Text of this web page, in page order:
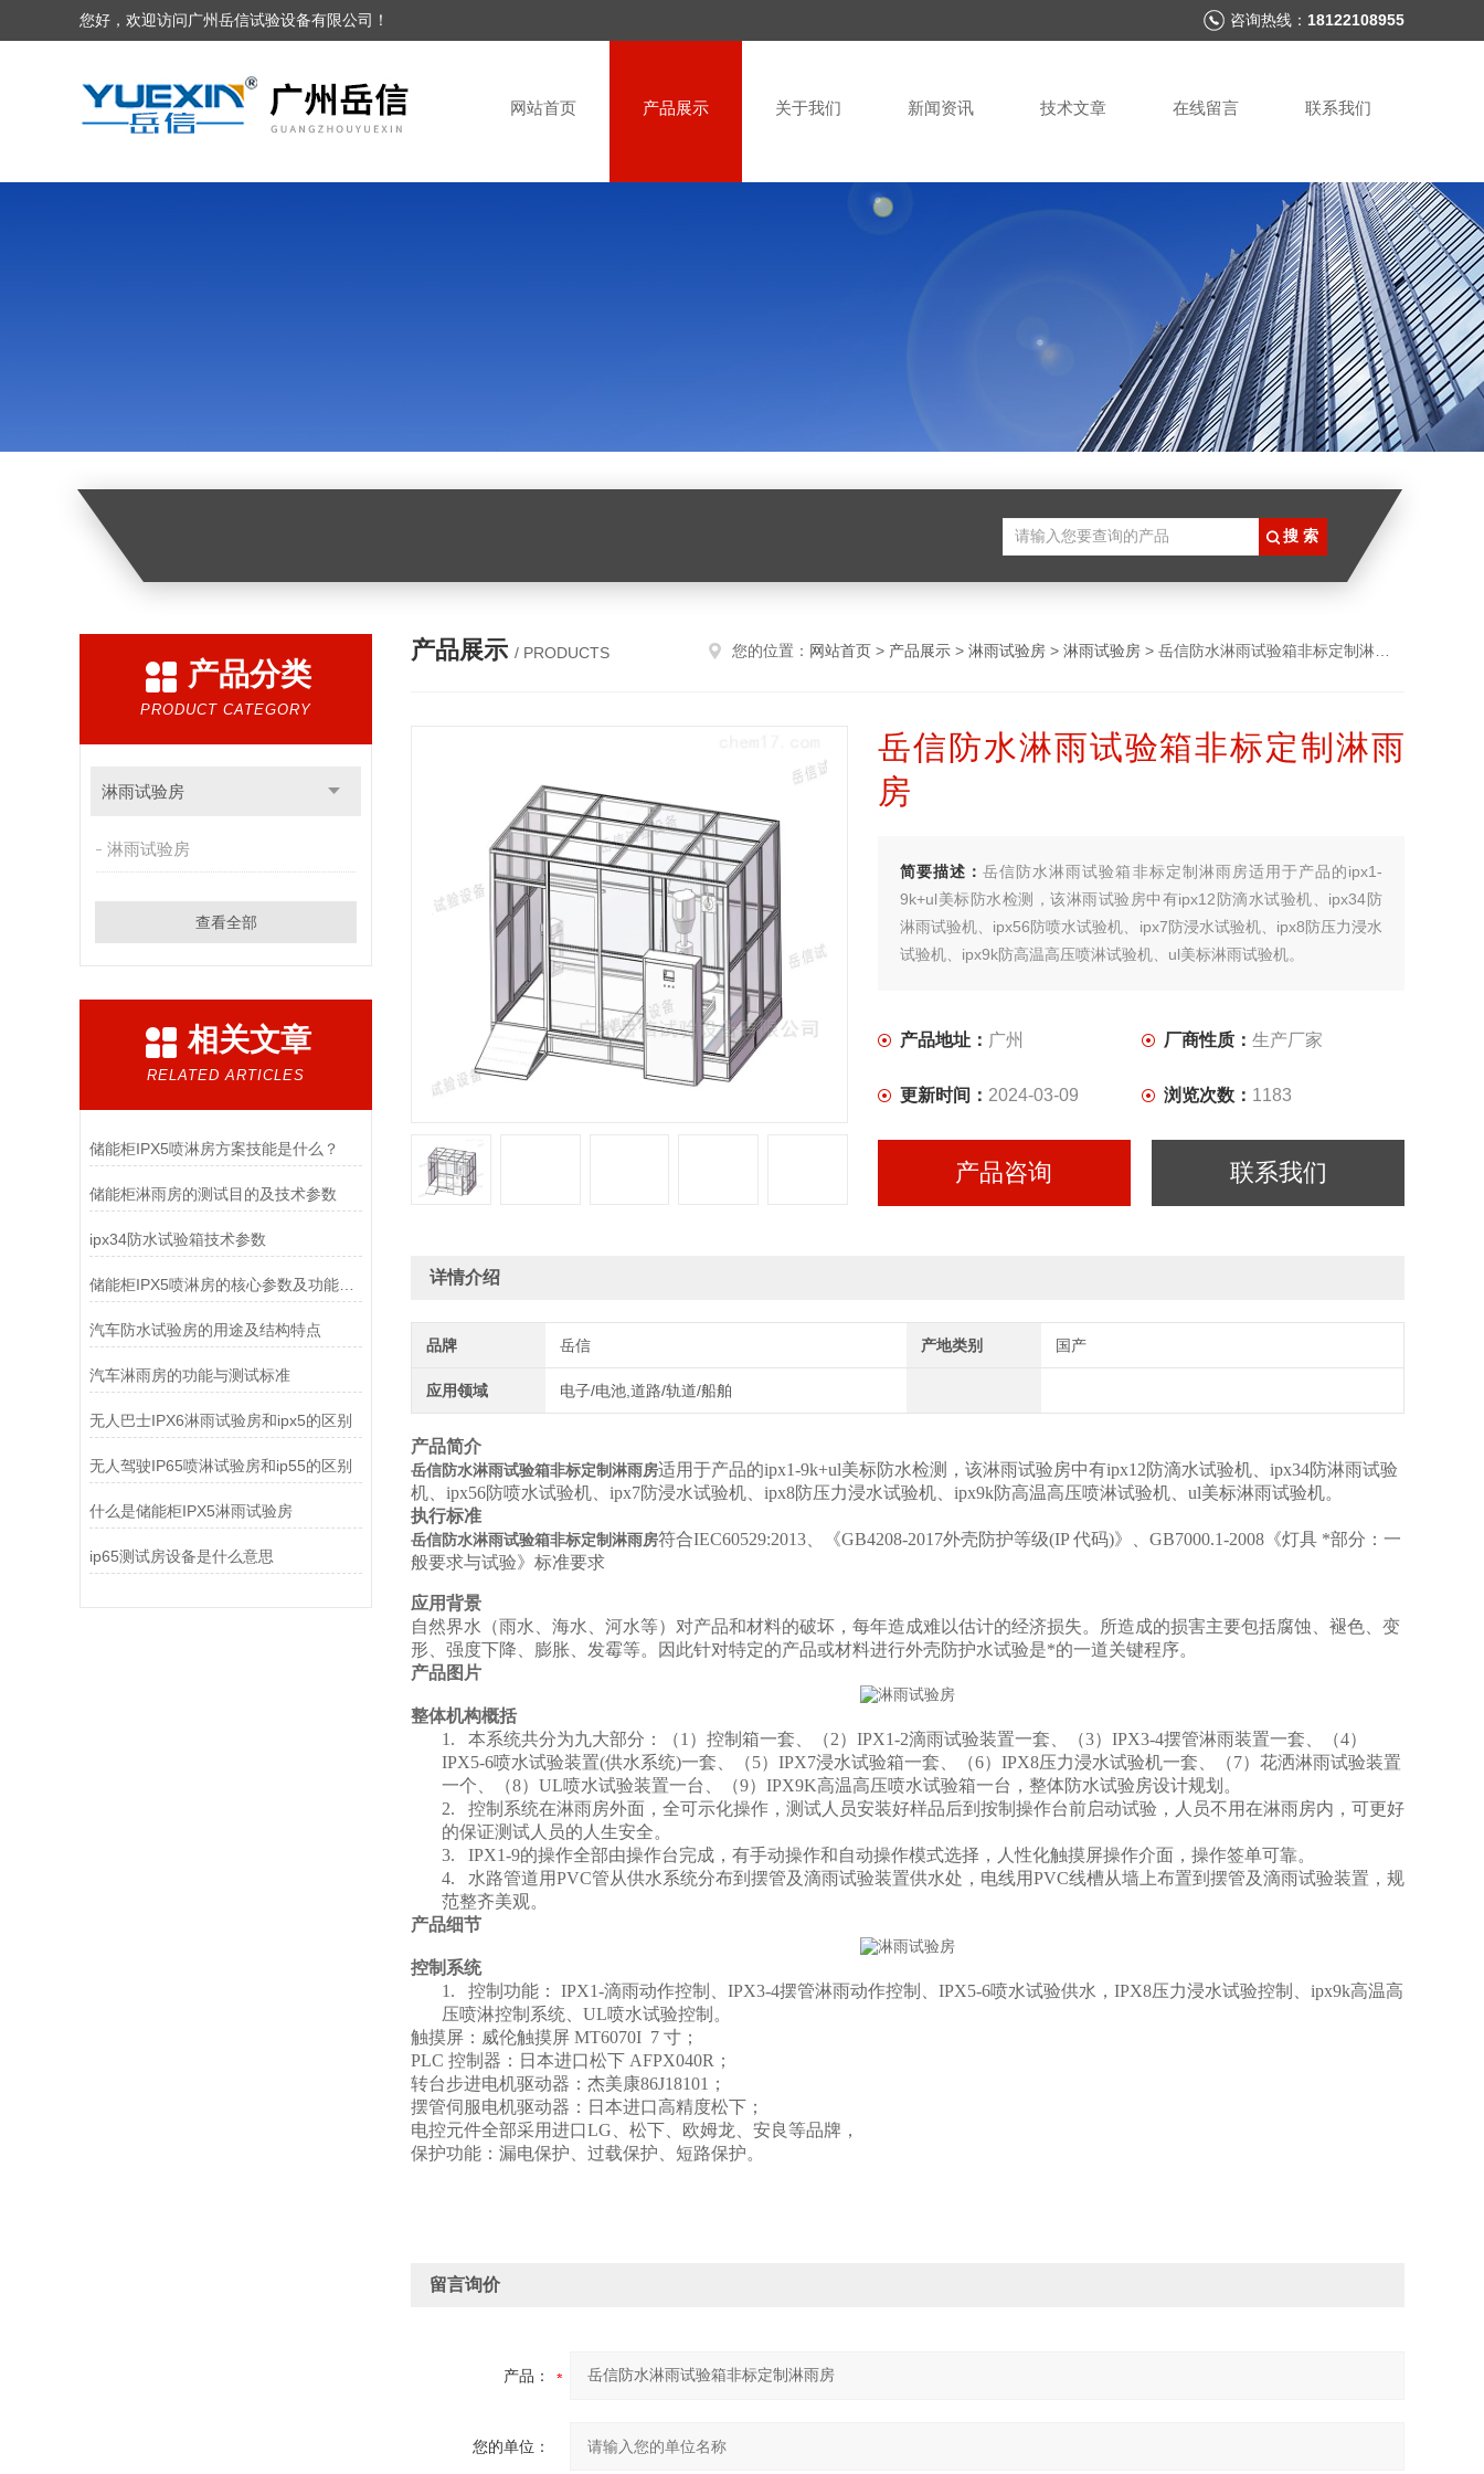
您好，欢迎访问广州岳信试验设备有限公司！ 咨询热线： 18122108955
网站首页 产品展示 关于我们 新闻资讯 技术文章 在线留言 联系我们
产品分类
PRODUCT CATEGORY
淋雨试验房
淋雨试验房
查看全部
相关文章
RELATED ARTICLES
储能柜IPX5喷淋房方案技能是什么？
储能柜淋雨房的测试目的及技术参数
ipx34防水试验箱技术参数
储能柜IPX5喷淋房的核心参数及功能特点
汽车防水试验房的用途及结构特点
汽车淋雨房的功能与测试标准
无人巴士IPX6淋雨试验房和ipx5的区别
无人驾驶IP65喷淋试验房和ip55的区别
什么是储能柜IPX5淋雨试验房
ip65测试房设备是什么意思
产品展示 / PRODUCTS 您的位置： 网站首页 > 产品展示 > 淋雨试验房 > 淋雨试验房 > 岳信防水淋雨试验箱非标定制淋雨房
岳信防水淋雨试验箱非标定制淋雨
房
简要描述：岳信防水淋雨试验箱非标定制淋雨房适用于产品的ipx1-
9k+ul美标防水检测，该淋雨试验房中有ipx12防滴水试验机、ipx34防
淋雨试验机、ipx56防喷水试验机、ipx7防浸水试验机、ipx8防压力浸水
试验机、ipx9k防高温高压喷淋试验机、ul美标淋雨试验机。
产品地址： 广州 厂商性质： 生产厂家
更新时间： 2024-03-09 浏览次数： 1183
产品咨询 联系我们
详情介绍
品牌 岳信 产地类别 国产
应用领域 电子/电池,道路/轨道/船舶
产品简介
岳信防水淋雨试验箱非标定制淋雨房适用于产品的ipx1-9k+ul美标防水检测，该淋雨试验房中有ipx12防滴水试验机、ipx34防淋雨试验
机、ipx56防喷水试验机、ipx7防浸水试验机、ipx8防压力浸水试验机、ipx9k防高温高压喷淋试验机、ul美标淋雨试验机。
执行标准
岳信防水淋雨试验箱非标定制淋雨房符合IEC60529:2013、《GB4208-2017外壳防护等级(IP 代码)》、GB7000.1-2008《灯具 *部分：一
般要求与试验》标准要求
应用背景
自然界水（雨水、海水、河水等）对产品和材料的破坏，每年造成难以估计的经济损失。所造成的损害主要包括腐蚀、褪色、变
形、强度下降、膨胀、发霉等。因此针对特定的产品或材料进行外壳防护水试验是*的一道关键程序。
产品图片
整体机构概括
1. 本系统共分为九大部分：（1）控制箱一套、（2）IPX1-2滴雨试验装置一套、（3）IPX3-4摆管淋雨装置一套、（4）
IPX5-6喷水试验装置(供水系统)一套、（5）IPX7浸水试验箱一套、（6）IPX8压力浸水试验机一套、（7）花洒淋雨试验装置
一个、（8）UL喷水试验装置一台、（9）IPX9K高温高压喷水试验箱一台，整体防水试验房设计规划。
2. 控制系统在淋雨房外面，全可示化操作，测试人员安装好样品后到按制操作台前启动试验，人员不用在淋雨房内，可更好
的保证测试人员的人生安全。
3. IPX1-9的操作全部由操作台完成，有手动操作和自动操作模式选择，人性化触摸屏操作介面，操作签单可靠。
4. 水路管道用PVC管从供水系统分布到摆管及滴雨试验装置供水处，电线用PVC线槽从墙上布置到摆管及滴雨试验装置，规
范整齐美观。
产品细节
控制系统
1. 控制功能： IPX1-滴雨动作控制、IPX3-4摆管淋雨动作控制、IPX5-6喷水试验供水，IPX8压力浸水试验控制、ipx9k高温高
压喷淋控制系统、UL喷水试验控制。
触摸屏：威伦触摸屏 MT6070I 7 寸；
PLC 控制器：日本进口松下 AFPX040R；
转台步进电机驱动器：杰美康86J18101；
摆管伺服电机驱动器：日本进口高精度松下；
电控元件全部采用进口LG、松下、欧姆龙、安良等品牌，
保护功能：漏电保护、过载保护、短路保护。
留言询价
产品：
您的单位：